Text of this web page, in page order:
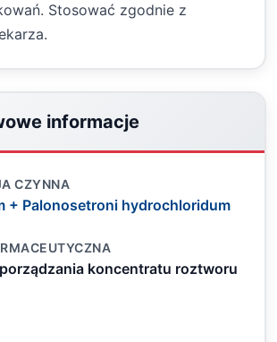
Stosować zgodnie z
informacje
CZYNNA
+ Palonosetroni hydrochloridum
koncentratu roztworu